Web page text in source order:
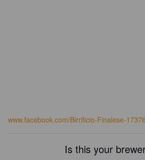
www.facebook.com/Birrificio-Finalese-
Is this your